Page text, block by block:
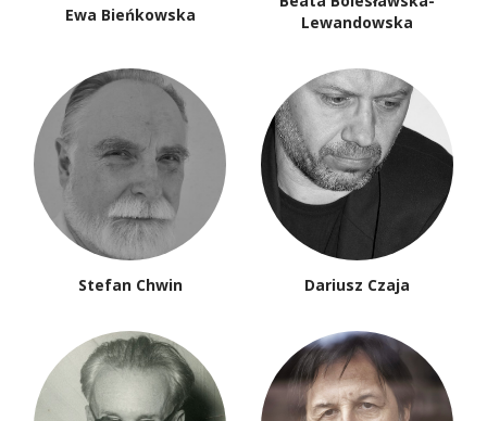
Ewa Bieńkowska
Lewandowska
Stefan Chwin Dariusz Czaja